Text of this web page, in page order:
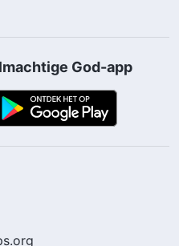
God-app